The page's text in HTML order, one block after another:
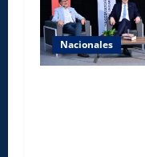
Nacionales